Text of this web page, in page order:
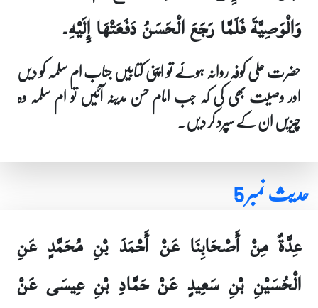
وَالْوَصِيَّةَ فَلَمَّا رَجَعَ الْحَسَنُ دَفَعَتْهَا إِلَيْهِ۔
حضرت علی کوفہ روانہ ہوئے تو اپنی کتابیں جناب ام سلمہ کو دیں
اور وصیت بھی کی کہ جب امام حسن مدینہ آئیں تو ام سلمہ وہ
چیزیں ان کے سپرد کر دیں۔
حدیث نمبر 5
عِدَّةٌ مِنْ أَصْحَابِنَا عَنْ أَحْمَدَ بْنِ مُحَمَّدٍ عَنِ
الْحُسَيْنِ بْنِ سَعِيدٍ عَنْ حَمَّادِ بْنِ عِيسَى عَنْ